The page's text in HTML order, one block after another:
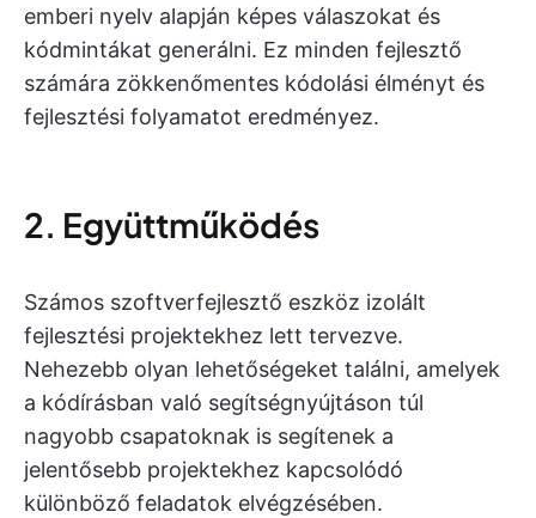
emberi nyelv alapján képes válaszokat és
kódmintákat generálni. Ez minden fejlesztő
számára zökkenőmentes kódolási élményt és
fejlesztési folyamatot eredményez.
2. Együttműködés
Számos szoftverfejlesztő eszköz izolált
fejlesztési projektekhez lett tervezve.
Nehezebb olyan lehetőségeket találni, amelyek
a kódírásban való segítségnyújtáson túl
nagyobb csapatoknak is segítenek a
jelentősebb projektekhez kapcsolódó
különböző feladatok elvégzésében.